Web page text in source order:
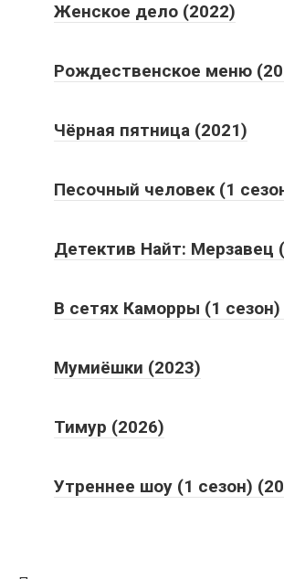
Женское дело (2022)
Рождественское меню
Чёрная пятница (2021)
Песочный человек (1
Детектив Найт: Мерзавец
В сетях Каморры (1
Мумиёшки (2023)
Тимур (2026)
Утреннее шоу (1 сезон)